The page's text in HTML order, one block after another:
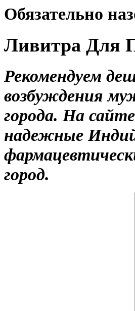
Обязательно
Ливитра Для
Рекомендуем
возбуждения
города. На
надежные
город.